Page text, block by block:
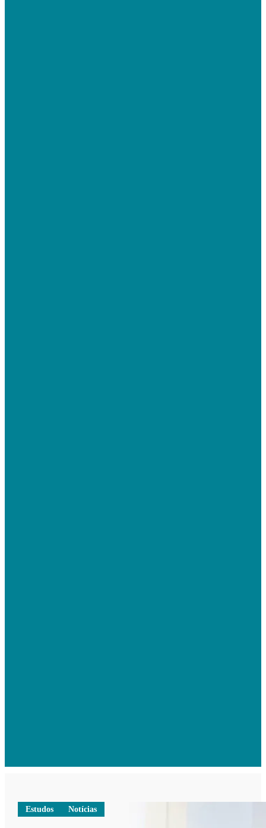
Estudos Notícias